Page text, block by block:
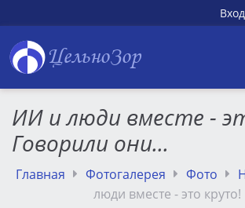
Вход
ЦельноЗор
ИИ и люди вместе -
Говорили они...
Главная Фотогалерея Фото
люди вместе - это